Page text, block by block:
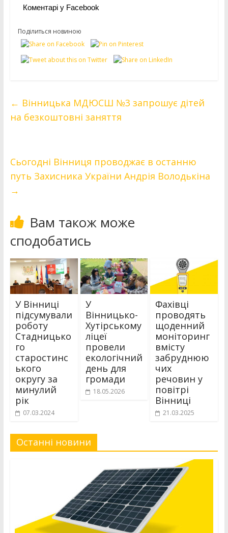
Коментарі у Facebook
Поділиться новиною
← Вінницька МДЮСШ №3 запрошує дітей
на безкоштовні заняття
Сьогодні Вінниця проводжає в останню
путь Захисника України Андрія Володькіна
→
Вам також може
сподобатись
У Вінниці
підсумували
роботу
Стадницько
го
старостинс
ького
округу за
минулий
рік
07.03.2024
У
Вінницько-
Хутірському
ліцеї
провели
екологічний
день для
громади
18.05.2026
Фахівці
проводять
щоденний
моніторинг
вмісту
забруднюю
чих
речовин у
повітрі
Вінниці
21.03.2025
Останні новини